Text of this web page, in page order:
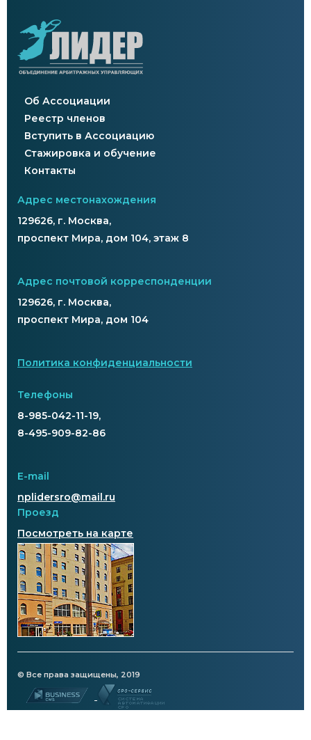
Об Ассоциации
Реестр членов
Вступить в Ассоциацию
Стажировка и обучение
Контакты
Адрес местонахождения
129626, г. Москва,
проспект Мира, дом 104, этаж 8
Адрес почтовой корреспонденции
129626, г. Москва,
проспект Мира, дом 104
Политика конфиденциальности
Телефоны
8-985-042-11-19,
8-495-909-82-86
E-mail
nplidersro@mail.ru
Проезд
Посмотреть на карте
© Все права защищены, 2019